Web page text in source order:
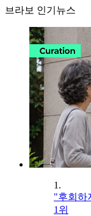
브라보 인기뉴스
1.
"후회하
1위